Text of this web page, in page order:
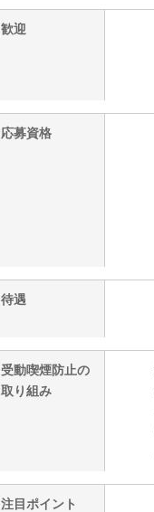
歓迎
応募資格
待遇
受動喫煙防止の
取り組み
注目ポイント